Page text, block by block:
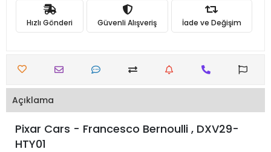
Hızlı Gönderi Güvenli Alışveriş İade ve Değişim
Açıklama
Pixar Cars - Francesco Bernoulli , DXV29-
HTY01